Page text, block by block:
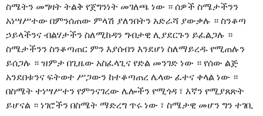
ስሜትን መግዛት ትልቅ የጀግንነት መገለጫ ነው ። ሰዎች ስሜታችንን
አነሣሥተው በምንሰጠው ምላሽ ያለንበትን አድራሻ ያውቃሉ ። ስንቆጣ
ኃይላችንና ብልሃታችን ስለሚከዳን ግብታዊ ሊያደርጉን ይፈልጋሉ ።
ስሜታችንን ስንቆጣጠር ምን እያሰብን እንደሆነ ስለማይረዱ የሚጠሉን
ይሰጋሉ ። ዝምታ በጊዜው አስፈላጊና የድል መንገድ ነው ። የሰው ልጅ
አንደበቱንና ፍትወተ ሥጋውን ከተቆጣጠረ ሌላው ፈተና ቀላል ነው ።
በስሜት ተነሣሥተን የምንናገረው ሌሎችን የሚጎዳ ፣ እኛን የሚያጸጽት
ይሆናል ። ነገሮችን በስሜት ማድረግ ጥሩ ነው ፣ ስሜታዊ መሆን ግን ተገቢ